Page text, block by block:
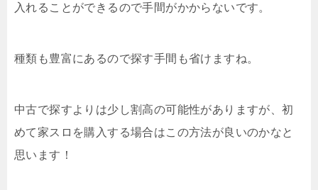
入れることができるので手間がかからないです。
種類も豊富にあるので探す手間も省けますね。
中古で探すよりは少し割高の可能性がありますが、初
めて家スロを購入する場合はこの方法が良いのかなと
思います！